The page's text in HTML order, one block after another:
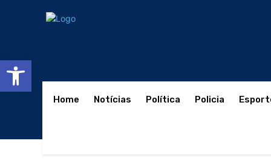
Home Notícias Política Policia
Abrir a barra de ferramentas